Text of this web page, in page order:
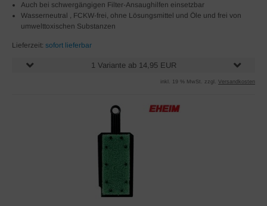
Auch bei schwergängigen Filter-Ansaughilfen einsetzbar
Wasserneutral , FCKW-frei, ohne Lösungsmittel und Öle und frei von
umwelttoxischen Substanzen
Lieferzeit: sofort lieferbar
1 Variante ab 14,95 EUR
inkl. 19 % MwSt. zzgl. Versandkosten